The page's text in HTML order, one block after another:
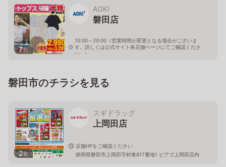
7枚
AOKI
磐田店
10:00～20:00（営業時間が変更となる場合がございま
す。詳しくは公式サイト各店舗ページにてご確認くださ
い。）
磐田市のチラシを見る
2枚
スギドラッグ
上岡田店
店舗HPをご確認ください
静岡県磐田市上岡田字村東817番地1 ピアゴ上岡田店内